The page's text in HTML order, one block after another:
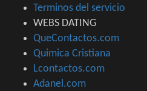
Terminos del servicio
WEBS DATING
QueContactos.com
Quimica Cristiana
Lcontactos.com
Adanel.com